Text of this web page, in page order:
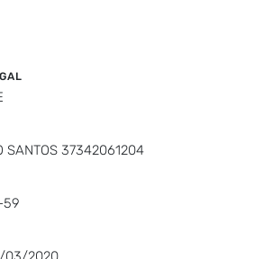
SANTOS 37342061204
59